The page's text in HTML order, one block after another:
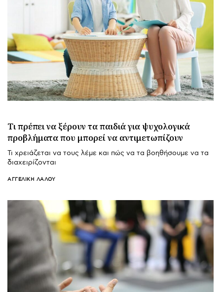
Τι πρέπει να ξέρουν τα παιδιά για ψυχολογικά
προβλήματα που μπορεί να αντιμετωπίζουν
Τι χρειάζεται να τους λέμε και πώς να τα βοηθήσουμε να τα
διαχειρίζονται
ΑΓΓΕΛΙΚΉ ΛΆΛΟΥ